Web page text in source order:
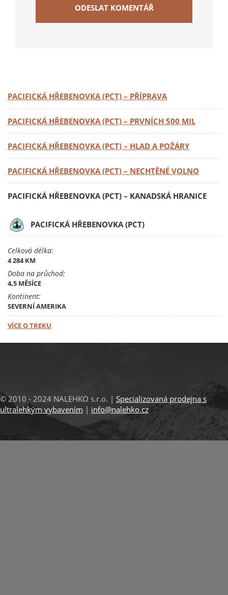
PACIFICKÁ HŘEBENOVKA (PCT) – PŘÍPRAVA
PACIFICKÁ HŘEBENOVKA (PCT) – PRVNÍCH 500 MIL
PACIFICKÁ HŘEBENOVKA (PCT) –⁠⁠⁠⁠⁠⁠⁠⁠⁠⁠⁠⁠⁠⁠⁠ HLAD A POŽÁRY
PACIFICKÁ HŘEBENOVKA (PCT) –⁠⁠⁠⁠⁠⁠⁠⁠⁠⁠⁠⁠⁠⁠⁠ NECHTĚNÉ VOLNO
PACIFICKÁ HŘEBENOVKA (PCT) – KANADSKÁ HRANICE
PACIFICKÁ HŘEBENOVKA (PCT)
Celková délka:
4 284 KM
Doba na průchod:
4,5 MĚSÍCE
Kontinent:
SEVERNÍ AMERIKA
VÍCE O TREKU
© 2010 - 2024 NALEHKO s.r.o. | Specializovaná prodejna s
ultralehkým vybavením | info@nalehko.cz